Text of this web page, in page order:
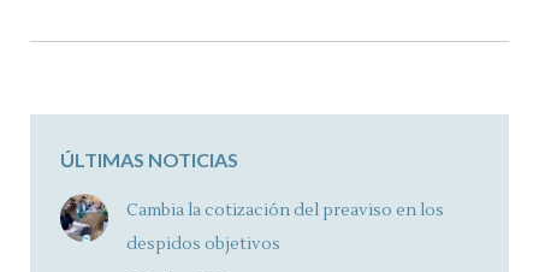
ÚLTIMAS NOTICIAS
Cambia la cotización del preaviso en los
despidos objetivos